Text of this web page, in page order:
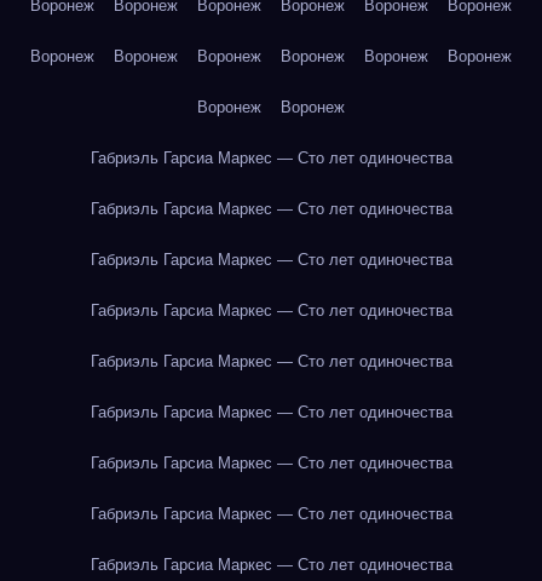
Воронеж Воронеж Воронеж Воронеж Воронеж Воронеж
Воронеж Воронеж Воронеж Воронеж Воронеж Воронеж
Воронеж Воронеж
Габриэль Гарсиа Маркес — Сто лет одиночества
Габриэль Гарсиа Маркес — Сто лет одиночества
Габриэль Гарсиа Маркес — Сто лет одиночества
Габриэль Гарсиа Маркес — Сто лет одиночества
Габриэль Гарсиа Маркес — Сто лет одиночества
Габриэль Гарсиа Маркес — Сто лет одиночества
Габриэль Гарсиа Маркес — Сто лет одиночества
Габриэль Гарсиа Маркес — Сто лет одиночества
Габриэль Гарсиа Маркес — Сто лет одиночества